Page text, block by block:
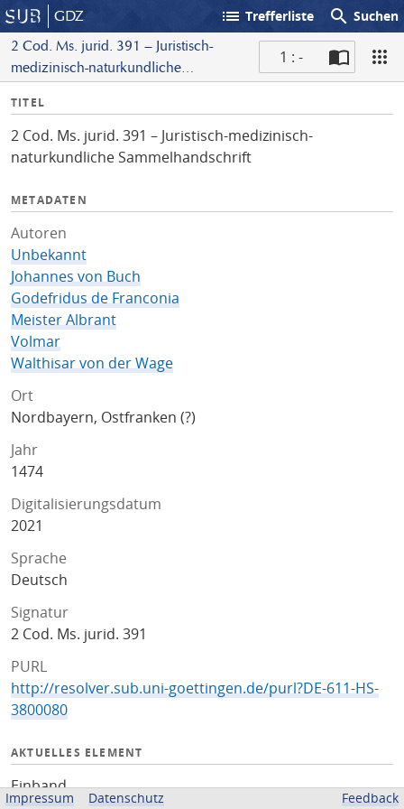
GDZ list Trefferliste search Suchen
2 Cod. Ms. jurid. 391 – Juristisch-
medizinisch-naturkundliche
1 : -
I
f
o
TITEL
2 Cod. Ms. jurid. 391 – Juristisch-medizinisch-
naturkundliche Sammelhandschrift
METADATEN
Autoren
Unbekannt
Johannes von Buch
Godefridus de Franconia
Meister Albrant
Volmar
Walthisar von der Wage
Ort
Nordbayern, Ostfranken (?)
Jahr
1474
Digitalisierungsdatum
2021
Sprache
Deutsch
Signatur
2 Cod. Ms. jurid. 391
PURL
http://resolver.sub.uni-goettingen.de/purl?DE-611-HS-
3800080
AKTUELLES ELEMENT
Einband
Impressum Datenschutz Feedback